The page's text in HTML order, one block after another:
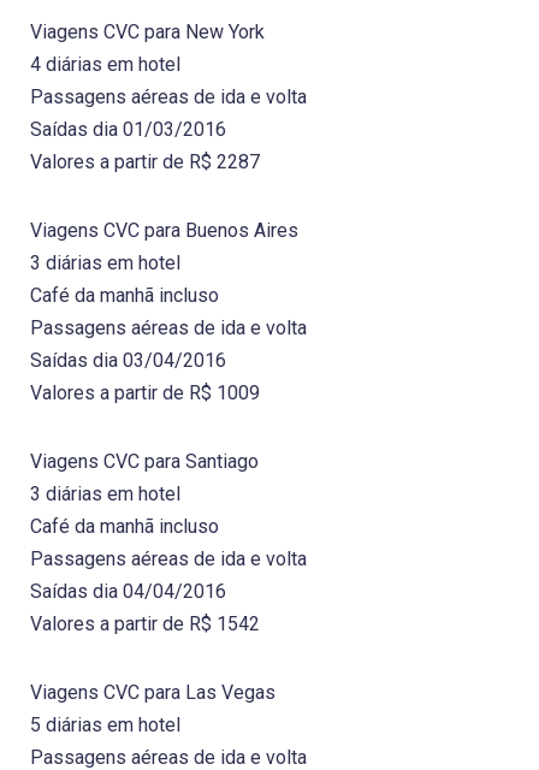
Viagens CVC para New York
4 diárias em hotel
Passagens aéreas de ida e volta
Saídas dia 01/03/2016
Valores a partir de R$ 2287
Viagens CVC para Buenos Aires
3 diárias em hotel
Café da manhã incluso
Passagens aéreas de ida e volta
Saídas dia 03/04/2016
Valores a partir de R$ 1009
Viagens CVC para Santiago
3 diárias em hotel
Café da manhã incluso
Passagens aéreas de ida e volta
Saídas dia 04/04/2016
Valores a partir de R$ 1542
Viagens CVC para Las Vegas
5 diárias em hotel
Passagens aéreas de ida e volta